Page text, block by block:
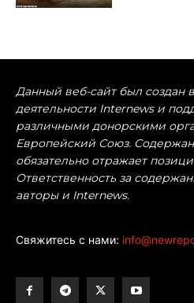
Данный веб-сайт был создан
деятельности Internews и
различными донорскими
Европейский Союз.
обязательно отражает
Ответственность за
авторы и Internews.
Свяжитесь с нами: